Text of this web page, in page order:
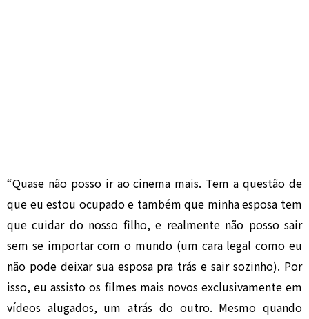
“Quase não posso ir ao cinema mais. Tem a questão de
que eu estou ocupado e também que minha esposa tem
que cuidar do nosso filho, e realmente não posso sair
sem se importar com o mundo (um cara legal como eu
não pode deixar sua esposa pra trás e sair sozinho). Por
isso, eu assisto os filmes mais novos exclusivamente em
vídeos alugados, um atrás do outro. Mesmo quando